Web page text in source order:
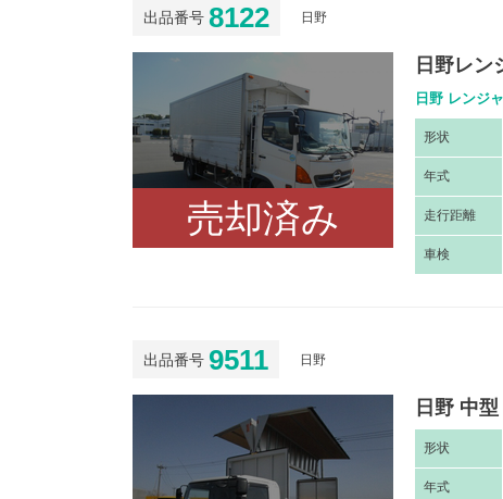
出品番号 8122 日野
売却済み
日野レン
日野 レンジ
形状
年式
走行距離
車検
出品番号 9511 日野
日野 中
形状
年式